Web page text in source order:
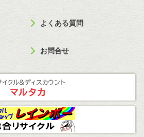
よくある質問
お問合せ